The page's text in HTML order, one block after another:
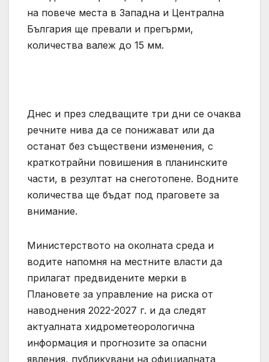
на повече места в Западна и Централна
България ще превали и прегърми,
количества валеж до 15 мм.
Днес и през следващите три дни се очаква
речните нива да се понижават или да
останат без съществени изменения, с
краткотрайни повишения в планинските
части, в резултат на снеготопене. Водните
количества ще бъдат под праговете за
внимание.
Министерството на околната среда и
водите напомня на местните власти да
прилагат предвидените мерки в
Плановете за управление на риска от
наводнения 2022-2027 г. и да следят
актуалната хидрометеорологична
информация и прогнозите за опасни
явления, публикувани на официалната